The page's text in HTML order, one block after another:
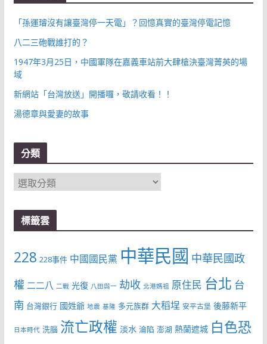
「孫運璿沒有讓臺灣停一天電」？回憶真實的臺灣停電記憶
八二三砲戰誰打的？
1947年3月25日，中國軍隊在嘉義車站前大肆槍決臺灣菁英的場
域
新網站「台灣放送」開播囉，敬請收看！！
湯德章與愛妻的故事
分類
分
類
標籤雲
228 228事件 中國國民黨 中華民國 中華民國政
權 二二八 二戰 光復 八田與一 劫收 北港媽祖 原住民 台北 台
南 台灣銀行 國姓爺 地震 基隆 多元族群 大稻埕 安平古堡 後藤新平
日本時代 洗腦 流亡政權 淡水 淪陷 澎湖 熱蘭遮城 白色恐